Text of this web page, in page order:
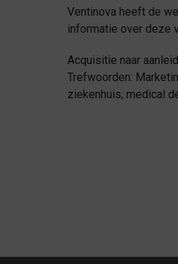
Ventinova heeft de
informatie over deze
Acquisitie naar
Trefwoorden:
ziekenhuis, medical